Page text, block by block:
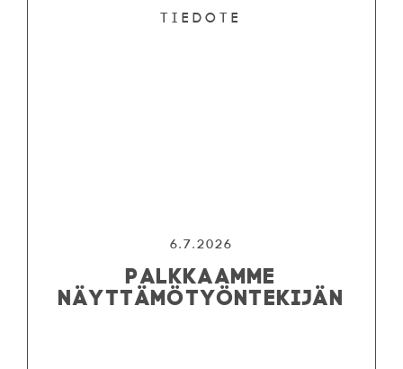
Tiedote
6.7.2026
PALKKAAMME
NÄYTTÄMÖTYÖNTEKIJÄN